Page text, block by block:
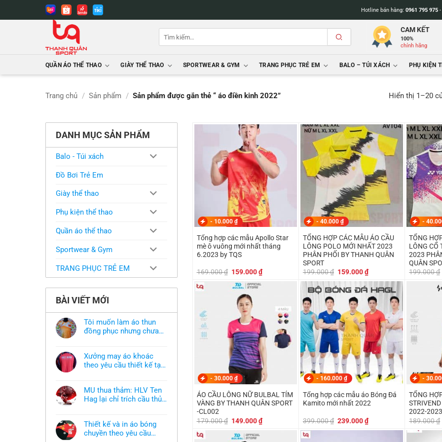
Hotline bán hàng: 0961 795 975-
Tìm
CAM KẾT
100%
chính hãng
QUẦN ÁO THỂ THAO GIÀY THỂ THAO SPORTWEAR & GYM TRANG PHỤC TRẺ EM BALO – TÚI XÁCH PHỤ KIỆN
Trang chủ / Sản phẩm / Sản phẩm được gắn thẻ “ áo điền kinh 2022” Hiển thị 1–20
DANH MỤC SẢN PHẨM
Balo - Túi xách
Đồ Bơi Trẻ Em
Giày thể thao
Phụ kiện thể thao
Quần áo thể thao
Sportwear & Gym
TRANG PHỤC TRẺ EM
BÀI VIẾT MỚI
Tôi muốn làm áo thun
đồng phục nhưng chưa
bình
luận
ở
áo
thun
đồng
có
mẫu
thì
Xưởng may áo khoác
theo yêu cầu thiết kế tại
bình
luận
ở
Xưởng
khoác
theo
yêu
MU thua thảm: HLV Ten
Hag lại chỉ trích cầu thủ,
bình
luận
ở
Thiết kế và in áo bóng
chuyền theo yêu cầu
- 10.000 ₫
Tổng hợp các mẫu Apollo Star
mè ô vuông mới nhất tháng
6.2023 by TQS
169.000₫ Giá
là:
169.000 ₫.
159.000₫Giá
hiện
- 40.000 ₫
TỔNG HỢP CÁC MẪU ÁO CẦU
LÔNG POLO MỚI NHẤT 2023
PHÂN PHỐI BY THANH QUÂN
SPORT
199.000₫ Giá
là:
199.000 ₫.
159.000₫Giá
hiện
là:
159.000 ₫.
-
TỔNG
LÔNG CỔ
2023
QUÂN
199.000₫
- 30.000 ₫
ÁO CẦU LÔNG NỮ BULBAL TÍM
VÀNG BY THANH QUÂN SPORT
-CL002
179.000₫ Giá
là:
179.000 ₫.
149.000₫Giá
hiện
- 160.000 ₫
Tổng hợp các mẫu áo Bóng Đá
Kamito mới nhất 2022
399.000₫ Giá
239.000₫Giá
hiện
-
TỔNG
STRIVEND
2022-
189.000₫